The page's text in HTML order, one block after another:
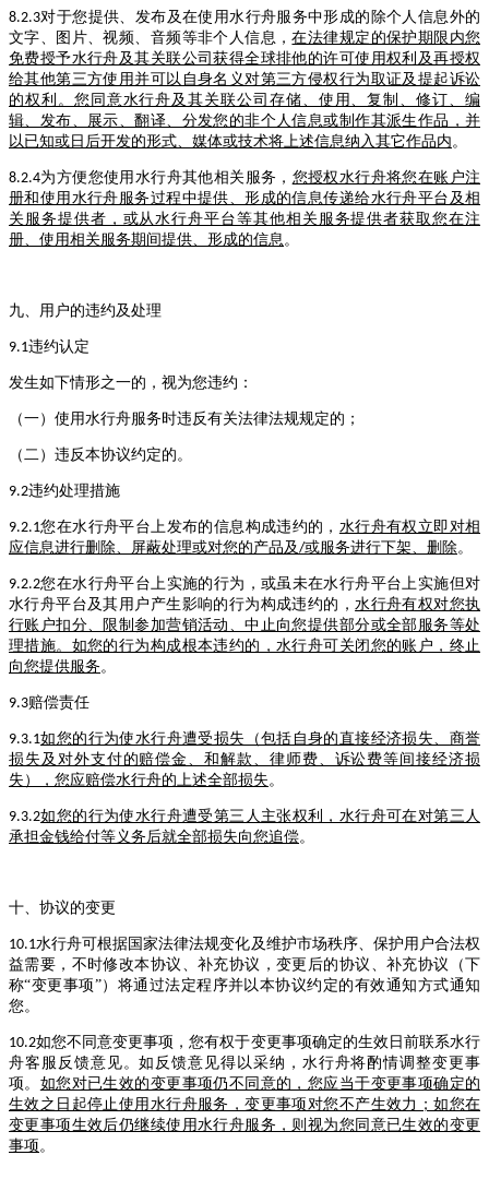
8.2.3对于您提供、发布及在使用水行舟服务中形成的除个人信息外的
文字、图片、视频、音频等非个人信息，在法律规定的保护期限内您
免费授予水行舟及其关联公司获得全球排他的许可使用权利及再授权
给其他第三方使用并可以自身名义对第三方侵权行为取证及提起诉讼
的权利。您同意水行舟及其关联公司存储、使用、复制、修订、编
辑、发布、展示、翻译、分发您的非个人信息或制作其派生作品，并
以已知或日后开发的形式、媒体或技术将上述信息纳入其它作品内。
8.2.4为方便您使用水行舟其他相关服务， 您授权水行舟将您在账户注
册和使用水行舟服务过程中提供、形成的信息传递给水行舟平台及相
关服务提供者，或从水行舟平台等其他相关服务提供者获取您在注
册、使用相关服务期间提供、形成的信息。
九、用户的违约及处理
9.1违约认定
发生如下情形之一的，视为您违约：
（一）使用水行舟服务时违反有关法律法规规定的；
（二）违反本协议约定的。
9.2违约处理措施
9.2.1您在水行舟平台上发布的信息构成违约的， 水行舟有权立即对相
应信息进行删除、屏蔽处理或对您的产品及/或服务进行下架、删除。
9.2.2您在水行舟平台上实施的行为，或虽未在水行舟平台上实施但对
水行舟平台及其用户产生影响的行为构成违约的，水行舟有权对您执
行账户扣分、限制参加营销活动、中止向您提供部分或全部服务等处
理措施。如您的行为构成根本违约的，水行舟可关闭您的账户，终止
向您提供服务。
9.3赔偿责任
9.3.1如您的行为使水行舟遭受损失（包括自身的直接经济损失、商誉
损失及对外支付的赔偿金、和解款、律师费、诉讼费等间接经济损
失），您应赔偿水行舟的上述全部损失。
9.3.2如您的行为使水行舟遭受第三人主张权利，水行舟可在对第三人
承担金钱给付等义务后就全部损失向您追偿。
十、协议的变更
10.1水行舟可根据国家法律法规变化及维护市场秩序、保护用户合法权
益需要，不时修改本协议、补充协议，变更后的协议、补充协议（下
称“变更事项”）将通过法定程序并以本协议约定的有效通知方式通知
您。
10.2如您不同意变更事项，您有权于变更事项确定的生效日前联系水行
舟客服反馈意见。如反馈意见得以采纳，水行舟将酌情调整变更事
项。 如您对已生效的变更事项仍不同意的，您应当于变更事项确定的
生效之日起停止使用水行舟服务，变更事项对您不产生效力；如您在
变更事项生效后仍继续使用水行舟服务，则视为您同意已生效的变更
事项。